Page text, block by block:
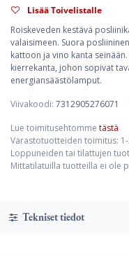
Lisää Toivelistalle
Roiskeveden kestävä
valaisimeen. Suora
kattoon ja vino kanta
kierrekanta, johon sopivat
energiansäästölamput.
Viivakoodi: 7312905276071
Lue toimitusehtomme tästä
Varastotuotteiden toimitus:
Loppuneiden tai tilattujen
Mittatilatuilla tuotteilla ei ole
Tekniset tiedot